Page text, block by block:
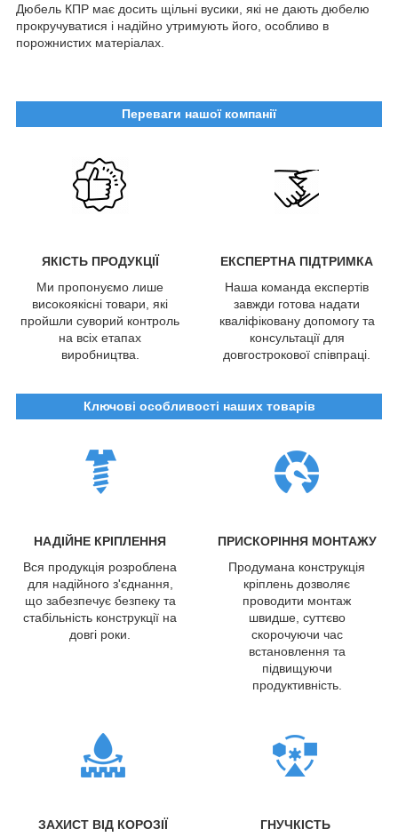
Дюбель КПР має досить щільні вусики, які не дають дюбелю
прокручуватися і надійно утримують його, особливо в
порожнистих матеріалах.
Переваги нашої компанії
ЯКІСТЬ ПРОДУКЦІЇ
ЕКСПЕРТНА ПІДТРИМКА
Ми пропонуємо лише
високоякісні товари, які
пройшли суворий контроль
на всіх етапах
виробництва.
Наша команда експертів
завжди готова надати
кваліфіковану допомогу та
консультації для
довгострокової співпраці.
Ключові особливості наших товарів
НАДІЙНЕ КРІПЛЕННЯ
ПРИСКОРІННЯ МОНТАЖУ
Вся продукція розроблена
для надійного з'єднання,
що забезпечує безпеку та
стабільність конструкції на
довгі роки.
Продумана конструкція
кріплень дозволяє
проводити монтаж
швидше, суттєво
скорочуючи час
встановлення та
підвищуючи
продуктивність.
ЗАХИСТ ВІД КОРОЗІЇ
ГНУЧКІСТЬ